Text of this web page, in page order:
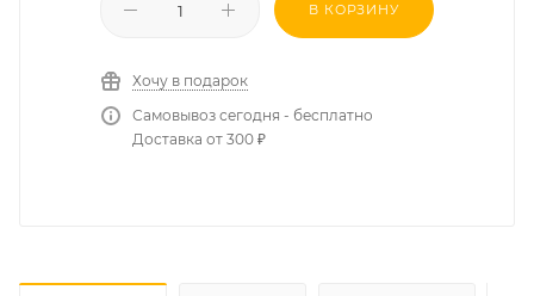
В КОРЗИНУ
Хочу в подарок
Самовывоз сегодня - бесплатно
Доставка от 300 ₽